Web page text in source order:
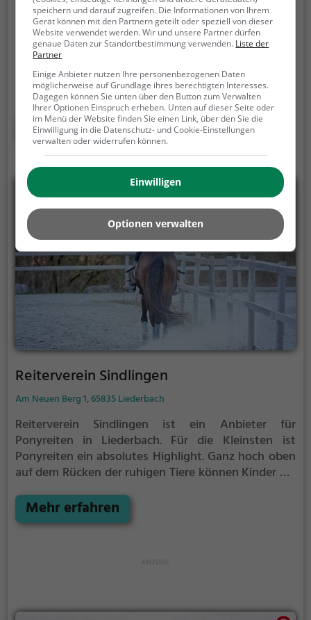
Großer Feldberg 7, 61389 Schmitten
Der Falkenhof Großer Feldberg ist eine Falknerei in
Schmitten.
Greifvögeln bietet die Falknerei auch regelmäßige
Besuchszeiten und Flugvorführungen an.
genauen Termine für die Flugshows findest du auf
der Website
Mehr erfahren
Reiterverein Sindlingen
Am Neuen Berg 1, 65835 Liederbach
Reiterverein Sindlingen ist ein Anbieter für
Ponyreiten in Liederbach. Für die Kleinsten ist
Ponyreiten ein absolutes Highlight. Ganz hoch oben
auf dem Rücken der ruhigen Tiere können Kinder die
Umgebung von Liederbach reiten.
Mehr erfahren
speichern und darauf zugreifen. Die Informationen von Ihrem
Gerät können mit den Partnern geteilt oder speziell von dieser
Website verwendet werden. Wir und unsere Partner dürfen
genaue Daten zur Standortbestimmung verwenden. Liste der
Partner
Einige Anbieter nutzen Ihre personenbezogenen Daten
möglicherweise auf Grundlage ihres berechtigten Interesses.
Dagegen können Sie unten über den Button zum Verwalten
Ihrer Optionen Einspruch erheben. Unten auf dieser Seite oder
im Menü der Website finden Sie einen Link, über den Sie die
Einwilligung in die Datenschutz- und Cookie-Einstellungen
verwalten oder widerrufen können.
Einwilligen
Optionen verwalten